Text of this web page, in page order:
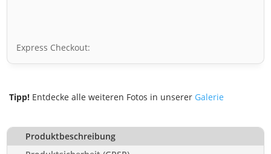
Express Checkout:
Tipp! Entdecke alle weiteren Fotos in unserer Galerie
Produktbeschreibung